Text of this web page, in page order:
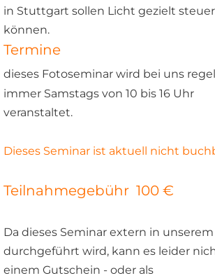
in Stuttgart sollen Licht gezielt
können.
Termine
dieses Fotoseminar wird bei uns
immer Samstags von 10 bis 16 Uhr
veranstaltet.
Dieses Seminar ist aktuell nicht
Teilnahmegebühr  100 €
Da dieses Seminar extern in unserem
durchgeführt wird, kann es leider
einem Gutschein - oder als